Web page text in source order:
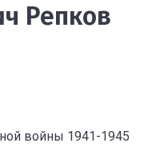
Репков
войны 1941-1945